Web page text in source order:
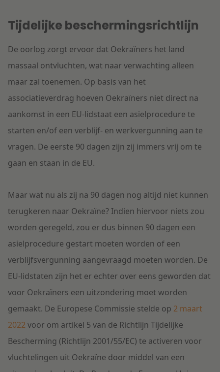
Tijdelijke beschermingsrichtlijn
De oorlog zorgt ervoor dat Oekraïners het land
massaal ontvluchten, wat naar verwachting alleen
maar zal toenemen. Op basis van het
associatieverdrag hoeven Oekraïners niet direct na
aankomst in een EU-lidstaat een asielprocedure te
starten en/of een verblijf- en werkvergunning aan te
vragen. De eerste 90 dagen zijn zij immers vrij om te
gaan en staan in de EU.
Maar wat nu als zij na 90 dagen nog altijd niet kunnen
terugkeren naar Oekraïne? Indien hiervoor niets zou
worden geregeld, zou er dus binnen 90 dagen een
asielprocedure gestart moeten worden of een
verblijfsvergunning aangevraagd moeten worden. De
EU-lidstaten zijn het er echter over eens geworden dat
voor Oekraïners een uitzondering moet worden
gemaakt. De Europese Commissie stelde op 2 maart
2022 voor om artikel 5 van de Richtlijn Tijdelijke
Bescherming (Richtlijn 2001/55/EC) te activeren voor
vluchtelingen uit Oekraïne door middel van een